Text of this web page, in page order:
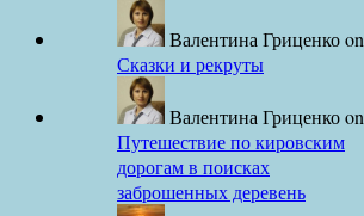
Валентина Гриценкоon
Сказки и рекруты
Валентина Гриценкоon
Путешествие по кировским
дорогам в поисках
заброшенных деревень